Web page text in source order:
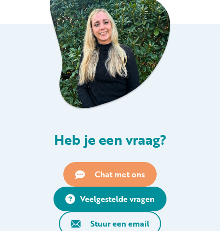
Heb je een vraag?
Chat met ons
Veelgestelde vragen
Stuur een email